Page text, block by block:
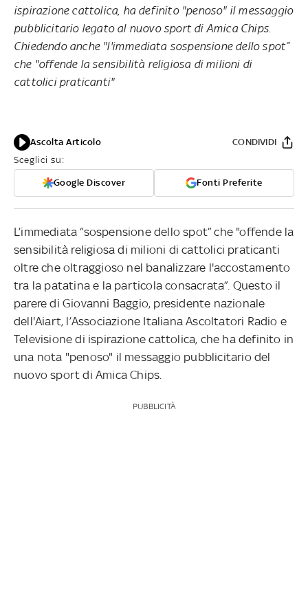
ispirazione cattolica, ha definito "penoso" il messaggio
pubblicitario legato al nuovo sport di Amica Chips.
Chiedendo anche "l'immediata sospensione dello spot”
che "offende la sensibilità religiosa di milioni di
cattolici praticanti"
Ascolta Articolo
Sceglici su:
Google Discover Fonti Preferite
CONDIVIDI
L’immediata “sospensione dello spot” che "offende la
sensibilità religiosa di milioni di cattolici praticanti
oltre che oltraggioso nel banalizzare l'accostamento
tra la patatina e la particola consacrata”. Questo il
parere di Giovanni Baggio, presidente nazionale
dell'Aiart, l’Associazione Italiana Ascoltatori Radio e
Televisione di ispirazione cattolica, che ha definito in
una nota "penoso" il messaggio pubblicitario del
nuovo sport di Amica Chips.
PUBBLICITÀ